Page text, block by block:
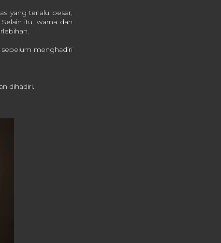
yang terlalu besar,
itu, warna dan
menghadiri
dihadiri.